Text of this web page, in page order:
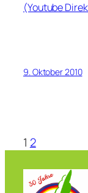
(Youtube
9. Oktober 2010
1 2